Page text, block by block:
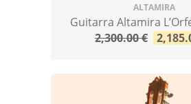
ALTAMIRA
Guitarra Altamira
2,300.00€